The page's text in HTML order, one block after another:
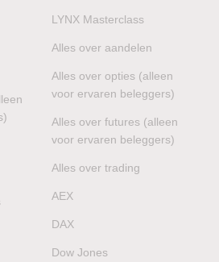
LYNX Masterclass
Alles over aandelen
Alles over opties (alleen
voor ervaren beleggers)
Alles over futures (alleen
voor ervaren beleggers)
Alles over trading
AEX
DAX
Dow Jones